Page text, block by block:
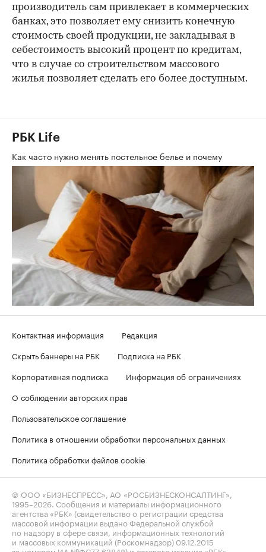
производитель сам привлекает в коммерческих
банках, это позволяет ему снизить конечную
стоимость своей продукции, не закладывая в
себестоимость высокий процент по кредитам,
что в случае со строительством массового
жилья позволяет сделать его более доступным.
РБК Life
Как часто нужно менять постельное белье и почему
Контактная информация
Редакция
Скрыть баннеры на РБК
Подписка на РБК
Корпоративная подписка
Информация об ограничениях
О соблюдении авторских прав
Пользовательское соглашение
Политика в отношении обработки персональных данных
Политика обработки файлов cookie
© ООО «БИЗНЕСПРЕСС», АО «РОСБИЗНЕСКОНСАЛТИНГ»,
1995–2026. Сообщения и материалы информационного
агентства «РБК» (свидетельство о регистрации средства
массовой информации выдано Федеральной службой
по надзору в сфере связи, информационных технологий
и массовых коммуникаций (Роскомнадзор) 09.12.2015